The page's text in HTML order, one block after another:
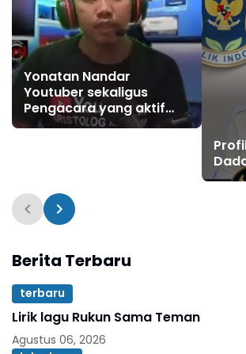
Yonatan Nandar
Youtuber sekaligus
Pengacara yang aktif
sebagai Debaters Islam
Berita Terbaru
terbaru
Lirik lagu Rukun Sama Teman
Agustus 06, 2026